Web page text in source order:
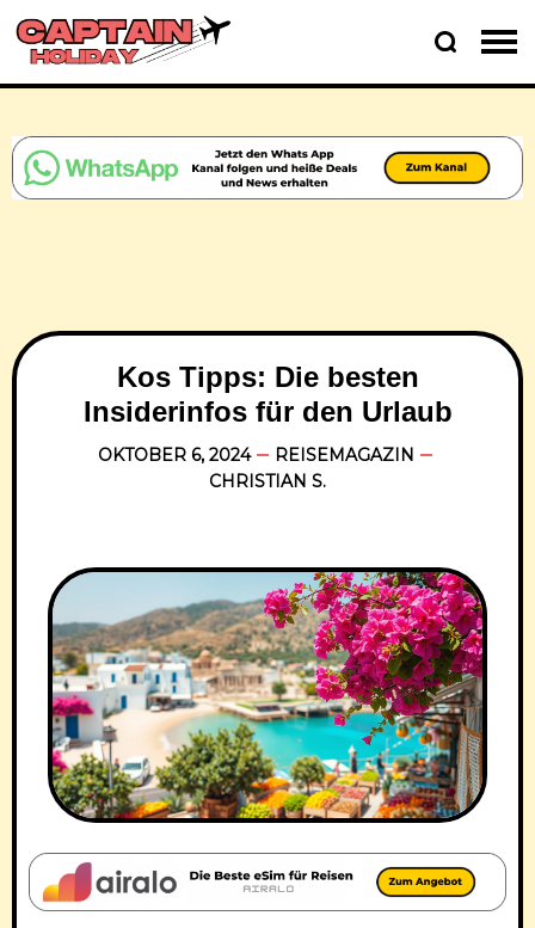
Kos Tipps: Die besten
Insiderinfos für den Urlaub
OKTOBER 6, 2024
REISEMAGAZIN
CHRISTIAN S.